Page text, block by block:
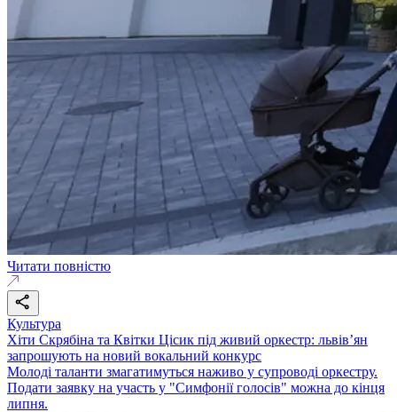
Читати повністю
Культура
Хіти Скрябіна та Квітки Цісик під живий оркестр: львів’ян
запрошують на новий вокальний конкурс
Молоді таланти змагатимуться наживо у супроводі оркестру.
Подати заявку на участь у "Симфонії голосів" можна до кінця
липня.